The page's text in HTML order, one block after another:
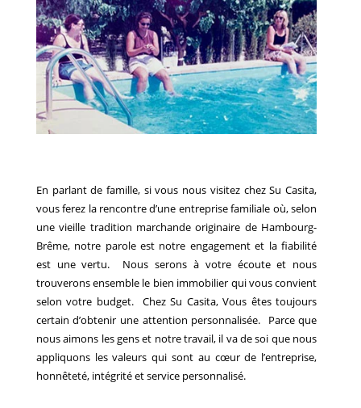
En parlant de famille, si vous nous visitez chez Su Casita,
vous ferez la rencontre d’une entreprise familiale où, selon
une vieille tradition marchande originaire de Hambourg-
Brême, notre parole est notre engagement et la fiabilité
est une vertu. Nous serons à votre écoute et nous
trouverons ensemble le bien immobilier qui vous convient
selon votre budget. Chez Su Casita, Vous êtes toujours
certain d’obtenir une attention personnalisée. Parce que
nous aimons les gens et notre travail, il va de soi que nous
appliquons les valeurs qui sont au cœur de l’entreprise,
honnêteté, intégrité et service personnalisé.